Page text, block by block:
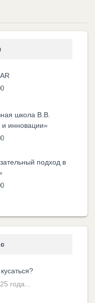
школа В.В.
инновации»
подход в
года...